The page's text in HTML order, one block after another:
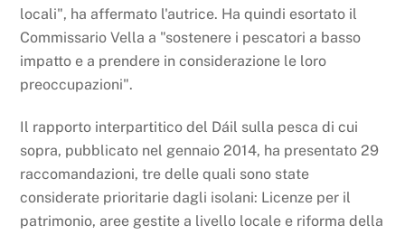
locali", ha affermato l'autrice. Ha quindi esortato il
Commissario Vella a "sostenere i pescatori a basso
impatto e a prendere in considerazione le loro
preoccupazioni".
Il rapporto interpartitico del Dáil sulla pesca di cui
sopra, pubblicato nel gennaio 2014, ha presentato 29
raccomandazioni, tre delle quali sono state
considerate prioritarie dagli isolani: Licenze per il
patrimonio, aree gestite a livello locale e riforma della